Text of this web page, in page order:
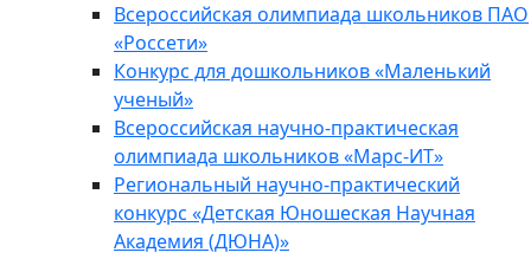
Всероссийская олимпиада школьников ПАО
«Россети»
Конкурс для дошкольников «Маленький
ученый»
Всероссийская научно-практическая
олимпиада школьников «Марс-ИТ»
Региональный научно-практический
конкурс «Детская Юношеская Научная
Академия (ДЮНА)»